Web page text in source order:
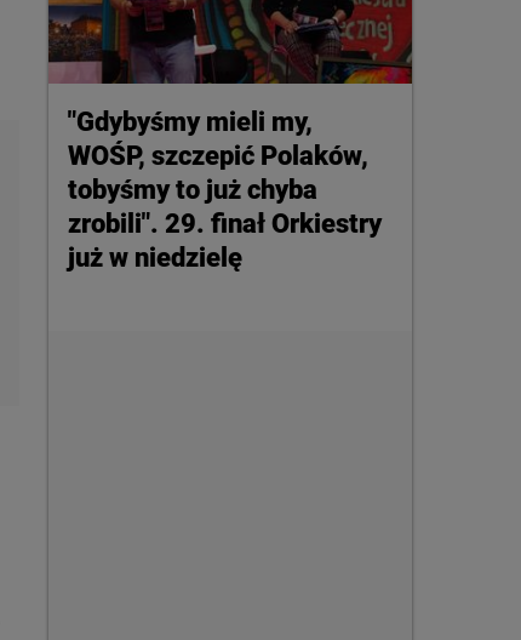
"Gdybyśmy mieli my,
WOŚP, szczepić Polaków,
tobyśmy to już chyba
zrobili". 29. finał Orkiestry
już w niedzielę